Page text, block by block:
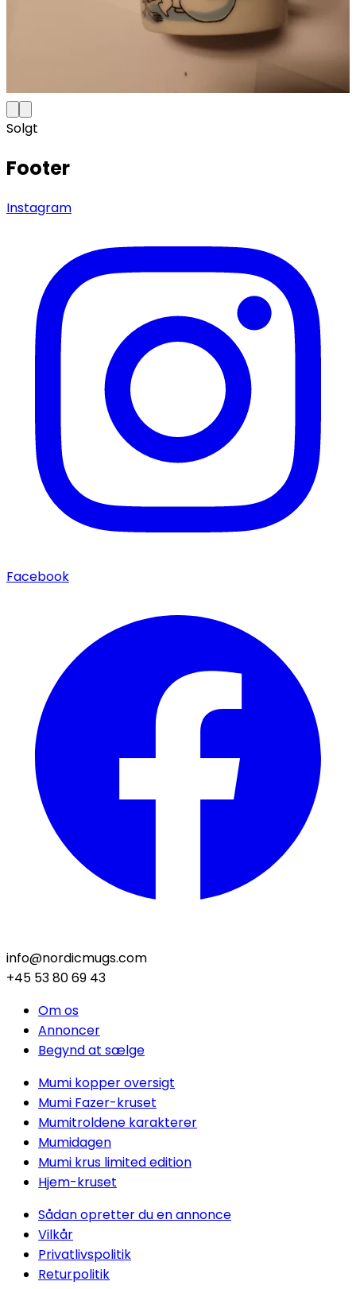
Solgt
Footer
Instagram
Facebook
info@nordicmugs.com
+45 53 80 69 43
Om os
Annoncer
Begynd at sælge
Mumi kopper oversigt
Mumi Fazer-kruset
Mumitroldene karakterer
Mumidagen
Mumi krus limited edition
Hjem-kruset
Sådan opretter du en annonce
Vilkår
Privatlivspolitik
Returpolitik